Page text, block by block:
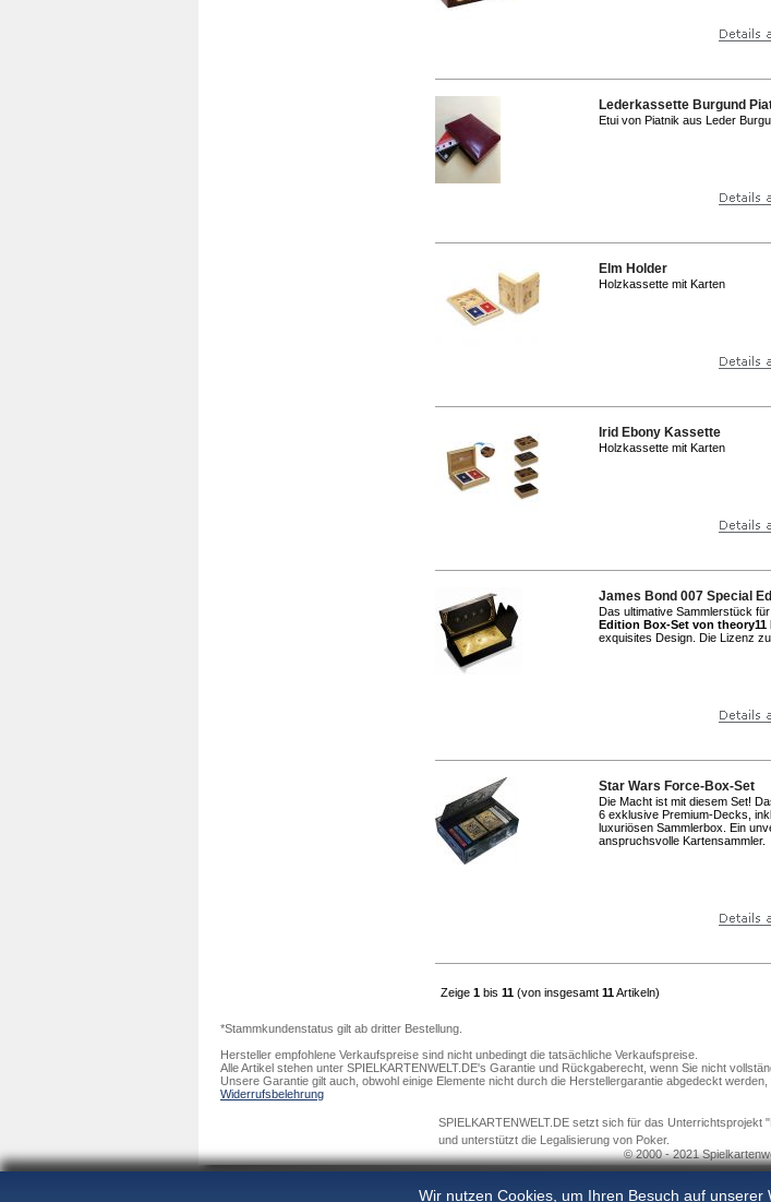
Wir nutzen Cookies, um Ihren Besuch auf unserer
Lederkassette Burgund
Etui von Piatnik aus Leder
Elm Holder
Holzkassette mit Karten
Irid Ebony Kassette
Holzkassette mit Karten
James Bond 007 Special
Das ultimative Sammlerstück
Edition Box-Set von theory11
exquisites Design. Die Lizenz
Star Wars Force-Box-Set
Die Macht ist mit diesem Set!
6 exklusive Premium-Decks,
luxuriösen Sammlerbox. Ein
anspruchsvolle Kartensammler.
Zeige 1 bis 11 (von insgesamt 11Artikeln)
*Stammkundenstatus gilt ab dritter Bestellung.
Hersteller empfohlene Verkaufspreise sind nicht unbedingt die tatsächliche Verkaufspreise.
Alle Artikel stehen unter SPIELKARTENWELT.DE's Garantie und Rückgaberecht, wenn Sie nicht
Unsere Garantie gilt auch, obwohl einige Elemente nicht durch die Herstellergarantie abgedeckt
Widerrufsbelehrung
SPIELKARTENWELT.DE setzt sich für das Unterrichtsprojekt
und unterstützt die Legalisierung von Poker.
© 2000 - 2021